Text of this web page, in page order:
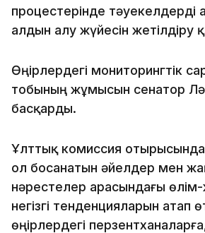
процестерінде тәуекелдерді
алдын алу жүйесін жетілдіру
Өңірлердегі мониторингтік
тобының жұмысын сенатор
басқарды.
Ұлттық комиссия отырысында
ол босанатын әйелдер мен
нәрестелер арасындағы өлім-
негізгі тенденцияларын атап
өңірлердегі